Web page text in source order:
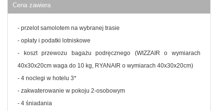
Cena zawiera
- przelot samolotem na wybranej trasie
- opłaty i podatki lotniskowe
- koszt przewozu bagażu podręcznego (WIZZAIR o wymiarach
40x30x20cm waga do 10 kg, RYANAIR o wymiarach 40x30x20cm)
- 4 noclegi w hotelu 3*
- zakwaterowanie w pokoju 2-osobowym
- 4 śniadania